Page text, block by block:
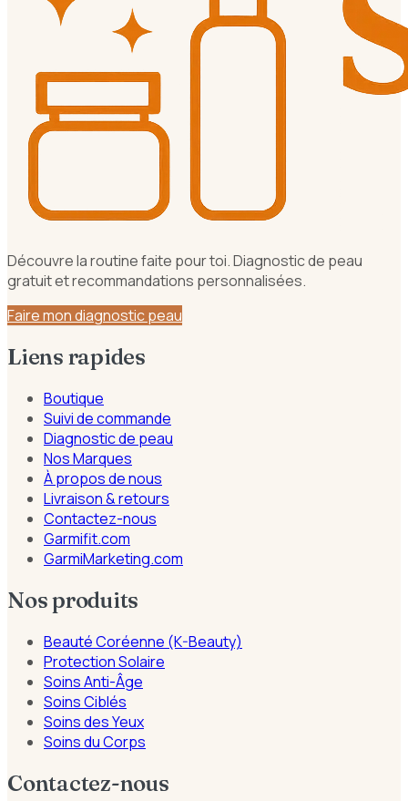
Découvre la routine faite pour toi. Diagnostic de peau
gratuit et recommandations personnalisées.
Faire mon diagnostic peau
Liens rapides
Boutique
Suivi de commande
Diagnostic de peau
Nos Marques
À propos de nous
Livraison & retours
Contactez-nous
Garmifit.com
GarmiMarketing.com
Nos produits
Beauté Coréenne (K-Beauty)
Protection Solaire
Soins Anti-Âge
Soins Ciblés
Soins des Yeux
Soins du Corps
Contactez-nous